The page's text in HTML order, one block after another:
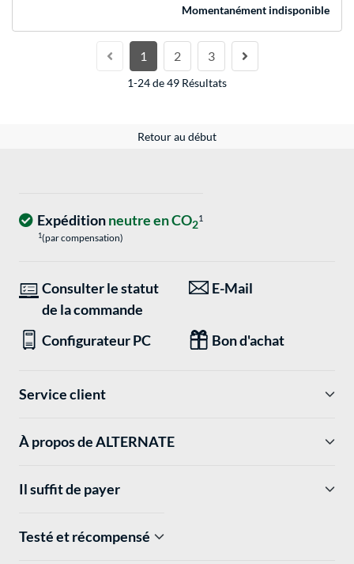
Momentanément indisponible
1 2 3
1-24 de 49 Résultats
Retour au début
Expéditionneutre en CO21
1(par compensation)
Consulter le statut
de la commande
E-Mail
Configurateur PC Bon d'achat
Service client
À propos de ALTERNATE
Il suffit de payer
Testé et récompensé